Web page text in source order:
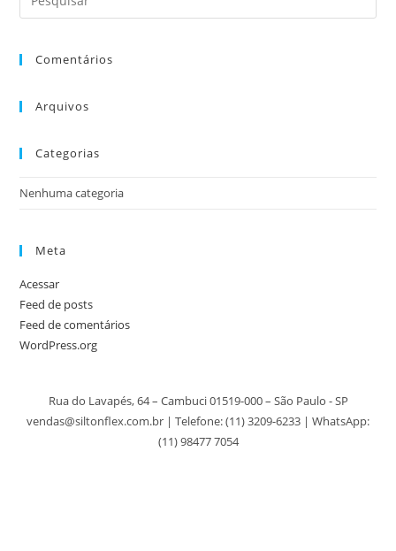
Comentários
Arquivos
Categorias
Nenhuma categoria
Meta
Acessar
Feed de posts
Feed de comentários
WordPress.org
Rua do Lavapés, 64 – Cambuci 01519-000 – São Paulo - SP
vendas@siltonflex.com.br | Telefone:(11) 3209-6233 | WhatsApp:
(11) 98477 7054